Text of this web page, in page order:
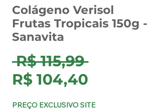
Colágeno Verisol
Frutas Tropicais 150g -
Sanavita
R$ 115,99 Preço
R$ 104,40Preço
PREÇO EXCLUSIVO SITE